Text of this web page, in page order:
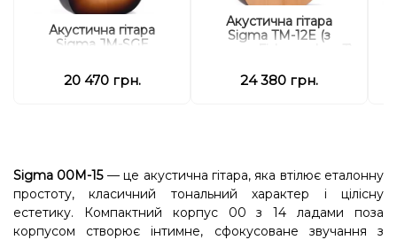
Акустична гітара
Sigma JM-SGE
20 470 грн.
Акустична гітара
Sigma TM-12E (з
24 380 грн.
Sigma 00M-15— це акустична гітара, яка втілює еталонну
простоту, класичний тональний характер і цілісну
естетику. Компактний корпус 00 з 14 ладами поза
корпусом створює інтимне, сфокусоване звучання з